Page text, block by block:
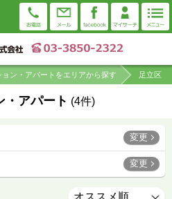
ン・アパートをエリアから探す 足立区
・アパート (4件)
変更
変更